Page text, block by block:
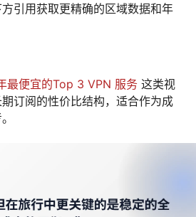
引用获取更精确的区域数据和年
最便宜的Top 3 VPN 服务 这类视
订阅的性价比结构，适合作为成